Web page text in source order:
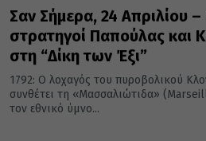
Σαν Σήμερα, 24 Απριλίου –
στρατηγοί Παπούλας και
στη “Δίκη των Έξι”
1792: Ο λοχαγός του πυροβολικού
συνθέτει τη «Μασσαλιώτιδα»
τον εθνικό ύμνο...